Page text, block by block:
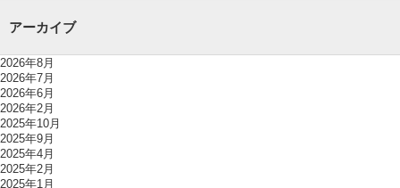
アーカイブ
2026年8月
2026年7月
2026年6月
2026年2月
2025年10月
2025年9月
2025年4月
2025年2月
2025年1月